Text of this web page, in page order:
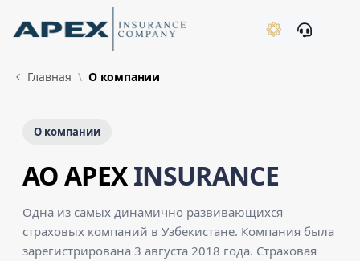
Skip to Main Content
Главная О компании
О компании
AO APEXINSURANCE
Одна из самых динамично развивающихся
страховых компаний в Узбекистане. Компания была
зарегистрирована 3 августа 2018 года. Страховая
New